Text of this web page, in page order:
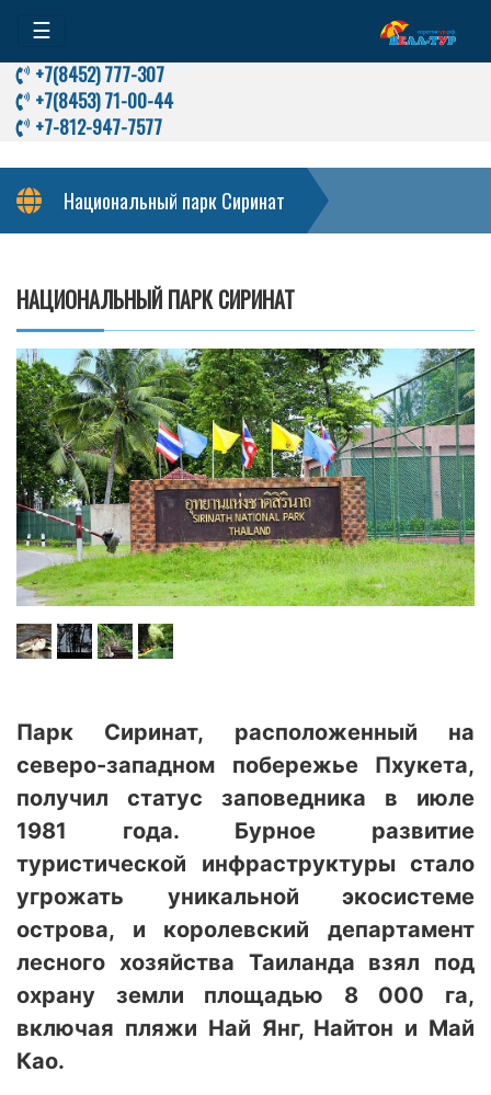
☰
+7(8452) 777-307
+7(8453) 71-00-44
+7-812-947-7577
Национальный парк Сиринат
НАЦИОНАЛЬНЫЙ ПАРК СИРИНАТ
Парк Сиринат, расположенный на
северо-западном побережье Пхукета,
получил статус заповедника в июле
1981 года. Бурное развитие
туристической инфраструктуры стало
угрожать уникальной экосистеме
острова, и королевский департамент
лесного хозяйства Таиланда взял под
охрану земли площадью 8 000 га,
включая пляжи Най Янг, Найтон и Май
Као.